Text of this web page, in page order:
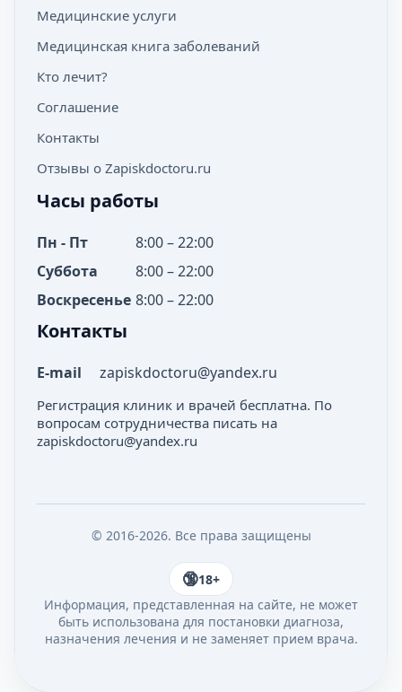
Медицинские услуги
Медицинская книга заболеваний
Кто лечит?
Соглашение
Контакты
Отзывы о Zapiskdoctoru.ru
Часы работы
Пн - Пт
8:00 – 22:00
Суббота
8:00 – 22:00
Воскресенье 8:00 – 22:00
Контакты
E-mail zapiskdoctoru@yandex.ru
Регистрация клиник и врачей бесплатна. По
вопросам сотрудничества писать на
zapiskdoctoru@yandex.ru
© 2016-2026. Все права защищены
18+
Информация, представленная на сайте, не может
быть использована для постановки диагноза,
назначения лечения и не заменяет прием врача.